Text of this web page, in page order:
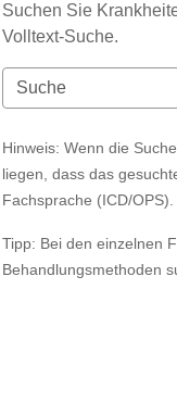
Suchen Sie
Volltext-Suche.
Hinweis: Wenn die
liegen, dass das
Fachsprache (ICD/
Tipp: Bei den einzelnen
Behandlungsmethoden